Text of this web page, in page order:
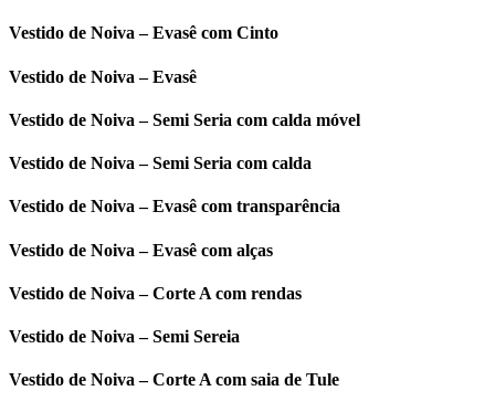
Vestido de Noiva – Evasê com Cinto
Vestido de Noiva – Evasê
Vestido de Noiva – Semi Seria com calda móvel
Vestido de Noiva – Semi Seria com calda
Vestido de Noiva – Evasê com transparência
Vestido de Noiva – Evasê com alças
Vestido de Noiva – Corte A com rendas
Vestido de Noiva – Semi Sereia
Vestido de Noiva – Corte A com saia de Tule